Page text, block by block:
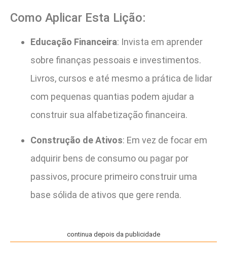
Como Aplicar Esta Lição:
Educação Financeira: Invista em aprender
sobre finanças pessoais e investimentos.
Livros, cursos e até mesmo a prática de lidar
com pequenas quantias podem ajudar a
construir sua alfabetização financeira.
Construção de Ativos: Em vez de focar em
adquirir bens de consumo ou pagar por
passivos, procure primeiro construir uma
base sólida de ativos que gere renda.
continua depois da publicidade